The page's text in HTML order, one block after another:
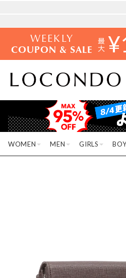
WEEKLY
COUPON & SALE ¥
WOMEN MEN GIRLS